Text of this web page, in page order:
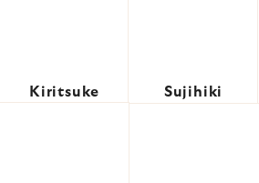
Kiritsuke Sujihiki